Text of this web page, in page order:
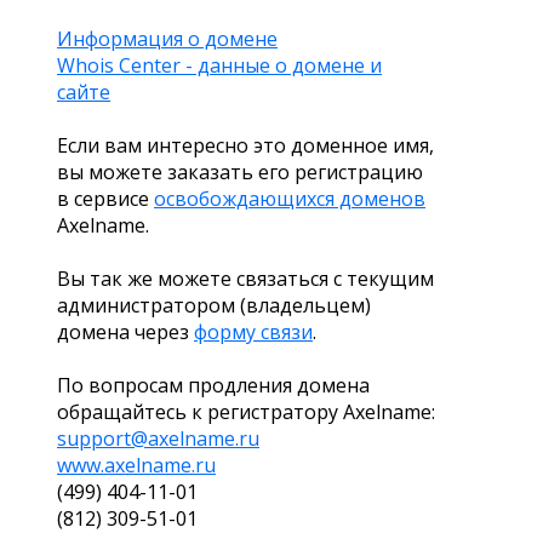
Информация о домене
Whois Center - данные о домене и
сайте
Если вам интересно это доменное имя,
вы можете заказать его регистрацию
в сервисе освобождающихся доменов
Axelname.
Вы так же можете связаться с текущим
администратором (владельцем)
домена через форму связи.
По вопросам продления домена
обращайтесь к регистратору Axelname:
support@axelname.ru
www.axelname.ru
(499) 404-11-01
(812) 309-51-01